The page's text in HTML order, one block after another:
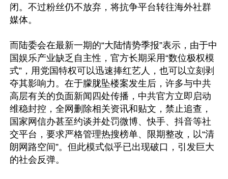
闭。不过粉丝仍不放弃，将抗争平台转往海外社群
媒体。
而陆委会在最新一期的“大陆情势季报”表示，由于中
国娱乐产业缺乏自主性，官方长期采用“数位极权模
式”，用党国特权可以迅速捧红艺人，也可以立刻剥
夺其影响力。在于朦胧坠楼案发生后，许多与中共
高层有关的负面新闻四处传播，中共官方立即启动
维稳封控，全网删除相关资讯和贴文，禁止追查，
国家网信办甚至约谈并处罚微博、快手、抖音等社
交平台，要求严格管理热搜榜单、限期整改，以“清
朗网路空间”。但此模式似乎已出现破口，引发巨大
的社会反弹。